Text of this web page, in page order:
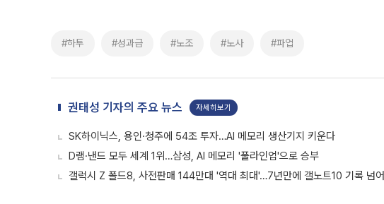
#하투 #성과급 #노조 #노사 #파업
권태성 기자의 주요 뉴스 자세히보기
SK하이닉스, 용인·청주에 54조 투자…AI 메모리 생산기지 키운다
D램·낸드 모두 세계 1위…삼성, AI 메모리 '풀라인업'으로 승부
갤럭시 Z 폴드8, 사전판매 144만대 '역대 최대'…7년만에 갤노트10 기록 넘어